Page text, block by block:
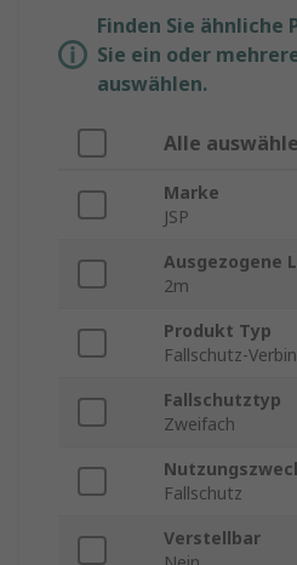
Finden Sie ähnliche
Sie ein oder
auswählen.
Alle
Marke
JSP
Ausgezogene
2m
Produkt Typ
Fallschutz-
Fallschutztyp
Zweifach
Fallschutz
Verstellbar